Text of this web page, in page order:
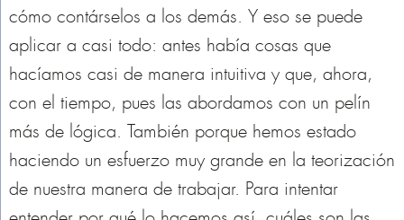
cómo contárselos a los demás. Y eso se puede
aplicar a casi todo: antes había cosas que
hacíamos casi de manera intuitiva y que, ahora,
con el tiempo, pues las abordamos con un pelín
más de lógica. También porque hemos estado
haciendo un esfuerzo muy grande en la teorización
de nuestra manera de trabajar. Para intentar